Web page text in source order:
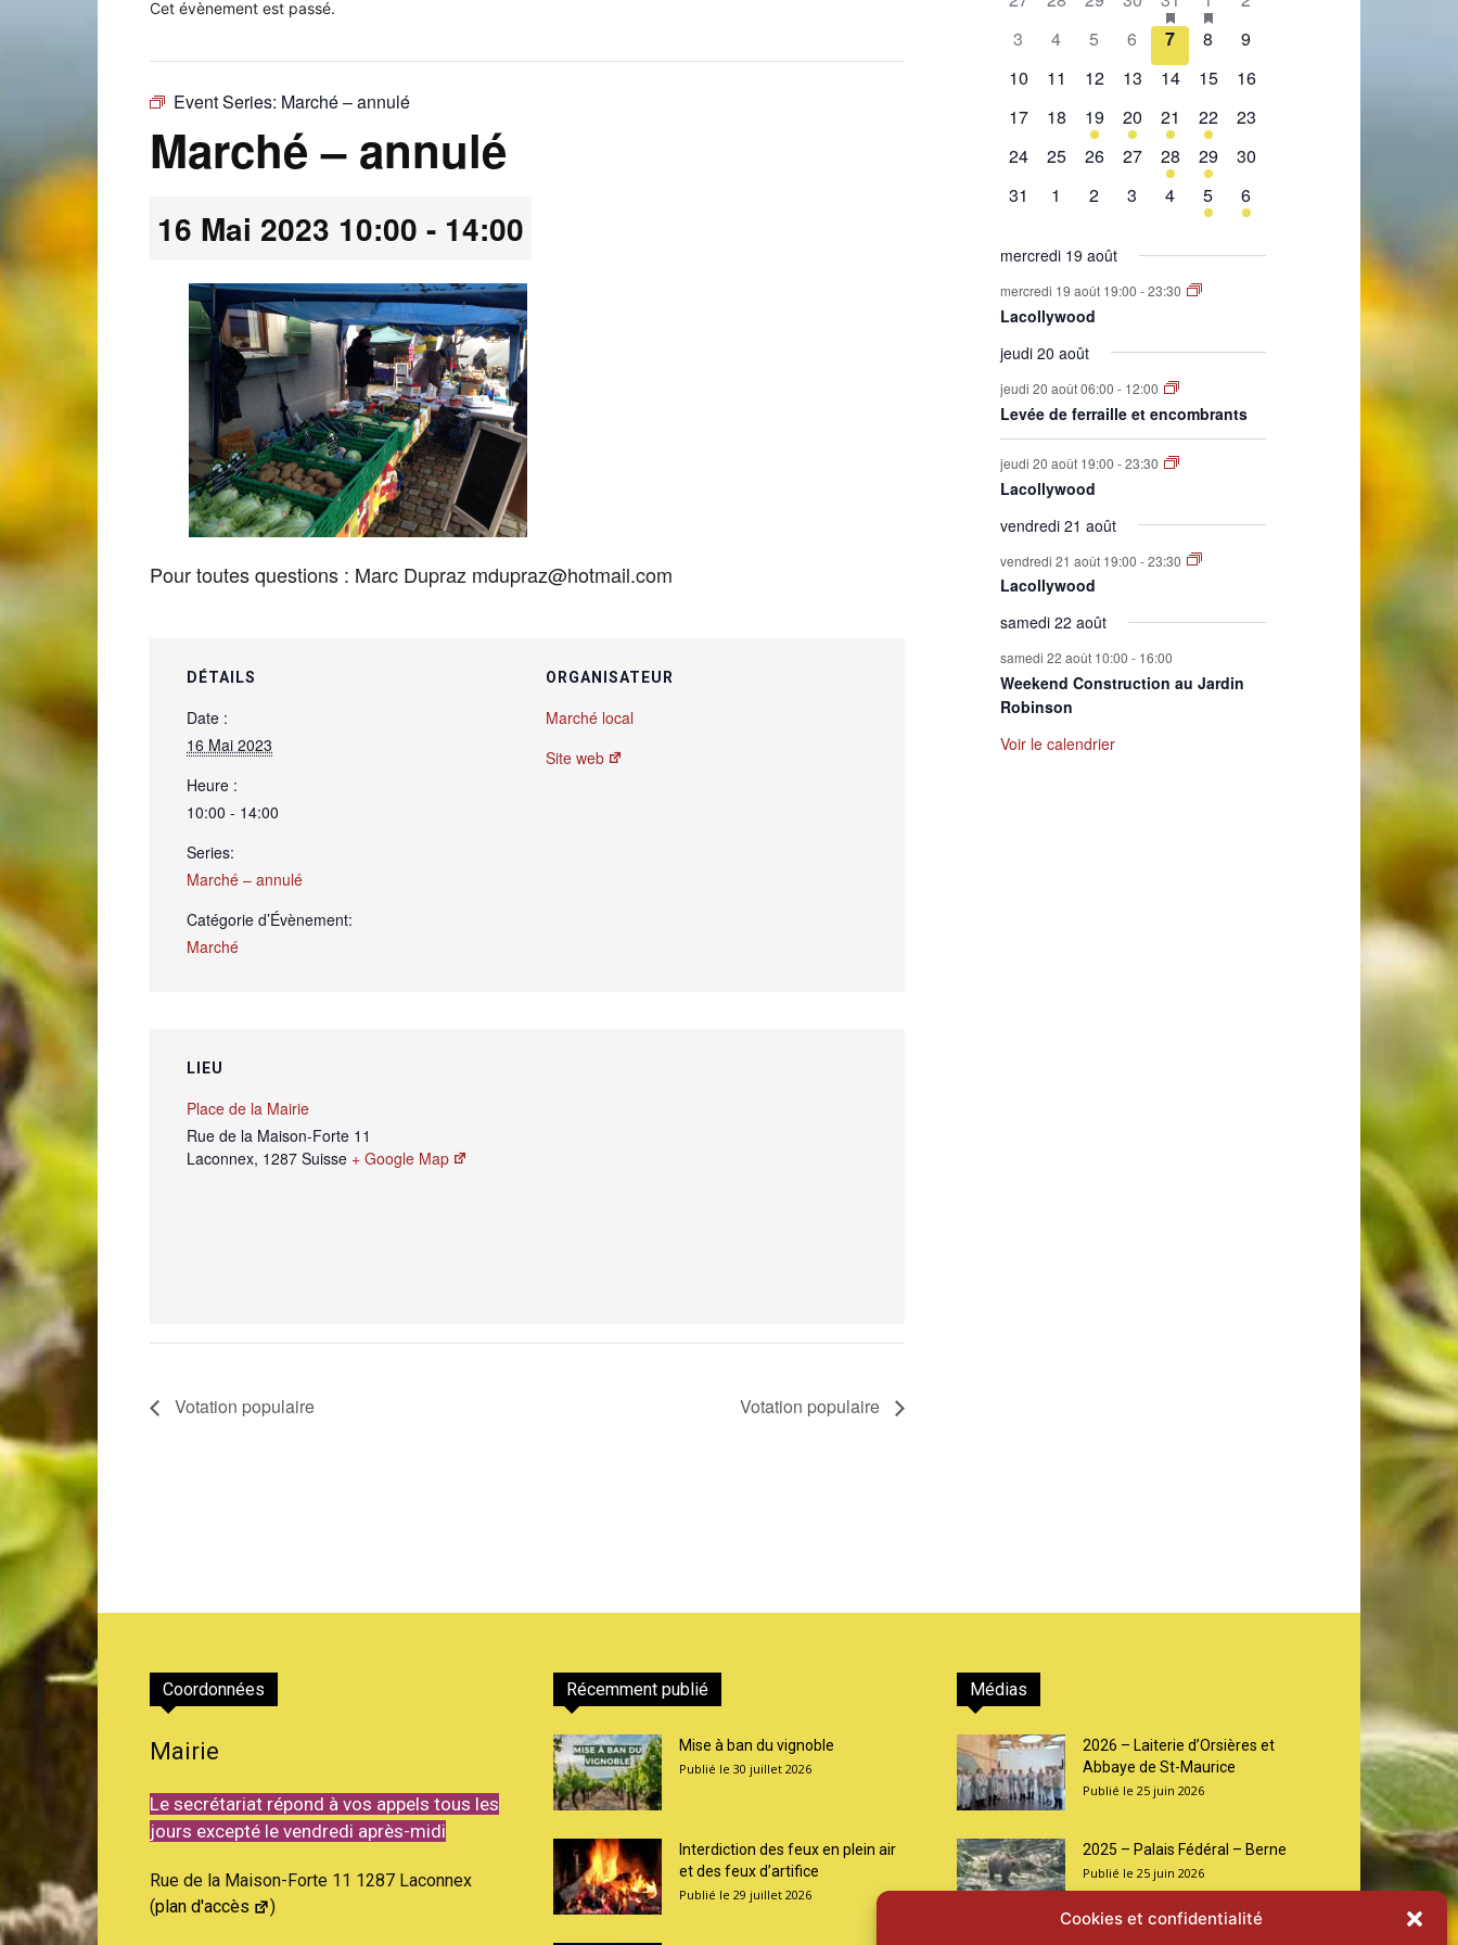
Cookies et confidentialité
Laconnex
Cet évènement est passé.
Event Series: Marché – annulé
Marché – annulé
16 Mai 2023 10:00 - 14:00
Pour toutes questions : Marc Dupraz mdupraz@hotmail.com
DÉTAILS
Date :
16 Mai 2023
Heure :
10:00 - 14:00
Series:
Marché – annulé
Catégorie d’Évènement:
Marché
ORGANISATEUR
Marché local
Site web
LIEU
Place de la Mairie
Rue de la Maison-Forte 11
Laconnex, 1287 Suisse + Google Map
Votation populaire Votation populaire
de
Évènements
évènement,évènement,
évènement,évènements,
0
3
0
4
0
évènement,
5
0
évènement,
6
0
évènement,
7
0
8
0
9
0
10
0
11
0
12
0
13
0
14
0
15
0
16
0
évènement,
17
0
évènement,
18
1
évènement,
19
2
évènements,
20
1
évènement,
21
2
évènements,
22
0
23
0
24
0
25
0
évènement,
26
0
évènement,
27
1
évènement,
28
1
évènement,
29
0
30
0
31
0
1
0
2
0
évènement,
3
0
évènement,
4
1
évènement,
5
1
évènement,
6
mercredi 19 août
mercredi 19 août 19:00 -23:30
Lacollywood
jeudi 20 août
jeudi 20 août 06:00 - 12:00
Levée de ferraille et encombrants
jeudi 20 août 19:00 -23:30
Lacollywood
vendredi 21 août
vendredi 21 août 19:00 -23:30
Lacollywood
samedi 22 août
samedi 22 août 10:00 - 16:00
Weekend Construction au Jardin
Robinson
Voir le calendrier
Coordonnées
Mairie
Le secrétariat répond à vos appels tous les
jours excepté le vendredi après-midi
Rue de la Maison-Forte 11 1287 Laconnex
(plan d'accès )
Récemment publié
Mise à ban du vignoble
30 juillet 2026
Interdiction des feux en plein air
et des feux d’artifice
29 juillet 2026
Médias
2026 – Laiterie d’Orsières et
Abbaye de St-Maurice
25 juin 2026
2025 – Palais Fédéral – Berne
25 juin 2026